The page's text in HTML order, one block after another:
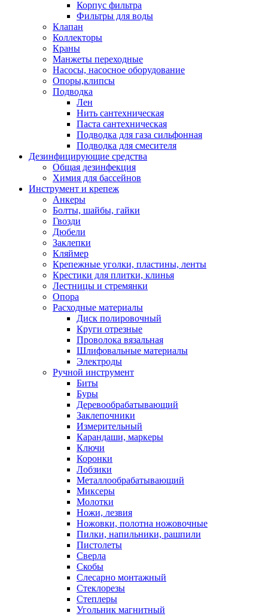
Корпус фильтра
Фильтры для воды
Клапан
Коллекторы
Краны
Манжеты переходные
Насосы, насосное оборудование
Опоры,клипсы
Подводка
Лен
Нить сантехническая
Паста сантехническая
Подводка для газа сильфонная
Подводка для смесителя
Дезинфицирующие средства
Общая дезинфекция
Химия для бассейнов
Инструмент и крепеж
Анкеры
Болты, шайбы, гайки
Гвозди
Дюбели
Заклепки
Кляймер
Крепежные уголки, пластины, ленты
Крестики для плитки, клинья
Лестницы и стремянки
Опора
Расходные материалы
Диск полировочный
Круги отрезные
Проволока вязальная
Шлифовальные материалы
Электроды
Ручной инструмент
Биты
Буры
Деревообрабатывающий
Заклепочники
Измерительный
Карандаши, маркеры
Ключи
Коронки
Лобзики
Металлообрабатывающий
Миксеры
Молотки
Ножи, лезвия
Ножовки, полотна ножовочные
Пилки, напильники, рашпили
Пистолеты
Сверла
Скобы
Слесарно монтажный
Стеклорезы
Степлеры
Угольник магнитный